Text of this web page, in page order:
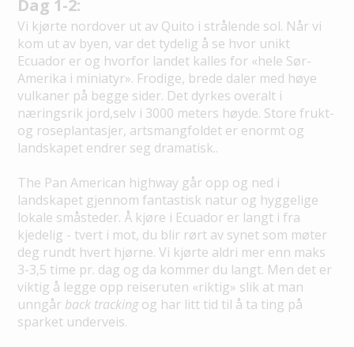
Dag 1-2:
Vi kjørte nordover ut av Quito i strålende sol. Når vi
kom ut av byen, var det tydelig å se hvor unikt
Ecuador er og hvorfor landet kalles for «hele Sør-
Amerika i miniatyr». Frodige, brede daler med høye
vulkaner på begge sider. Det dyrkes overalt i
næringsrik jord,selv i 3000 meters høyde. Store frukt-
og roseplantasjer, artsmangfoldet er enormt og
landskapet endrer seg dramatisk..
The Pan American highway går opp og ned i
landskapet gjennom fantastisk natur og hyggelige
lokale småsteder. Å kjøre i Ecuador er langt i fra
kjedelig - tvert i mot, du blir rørt av synet som møter
deg rundt hvert hjørne. Vi kjørte aldri mer enn maks
3-3,5 time pr. dag og da kommer du langt. Men det er
viktig å legge opp reiseruten «riktig» slik at man
unngår back trackingog har litt tid til å ta ting på
sparket underveis.